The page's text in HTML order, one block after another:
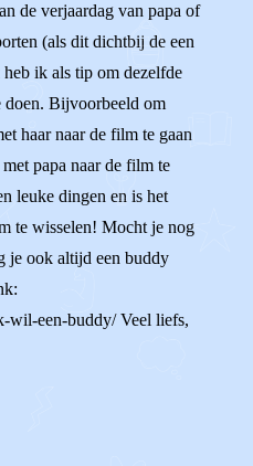
de verjaardag van papa of
(als dit dichtbij de een
ik als tip om dezelfde
doen. Bijvoorbeeld om
haar naar de film te gaan
papa naar de film te
leuke dingen en is het
te wisselen! Mocht je nog
je ook altijd een buddy
een-buddy/ Veel liefs,